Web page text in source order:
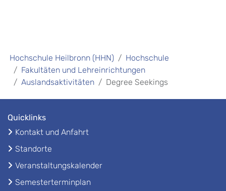
Hochschule Heilbronn (HHN)
Hochschule
Fakultäten und Lehreinrichtungen
Auslandsaktivitäten
Degree Seekings
Quicklinks
Kontakt und Anfahrt
Standorte
Veranstaltungskalender
Semesterterminplan